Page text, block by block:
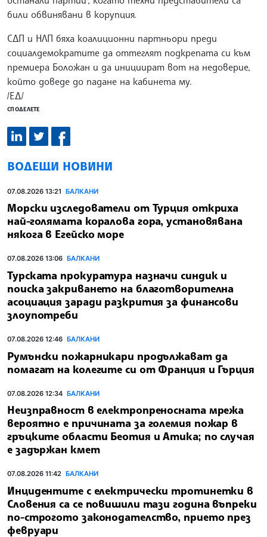
били обвинявани в корупция.
СДП и НЛП бяха коалиционни партньори преди
социалдемократите да оттеглят подкрепата си към
премиера Боложан и да инициират вот на недоверие,
който доведе до падане на кабинета му.
/ЕД/
СПОДЕЛЕТЕ
ВОДЕЩИ НОВИНИ
07.08.2026 13:21 БАЛКАНИ
Морски изследователи от Турция откриха
най-голямата коралова гора, установявана
някога в Егейско море
07.08.2026 13:06 БАЛКАНИ
Турската прокуратура назначи синдик и
поиска закриването на благотворителна
асоциация заради разкрития за финансови
злоупотреби
07.08.2026 12:46 БАЛКАНИ
Румънски пожарникари продължават да
помагат на колегите си от Франция и Гърция
07.08.2026 12:34 БАЛКАНИ
Неизправност в електропреносната мрежа
вероятно е причината за големия пожар в
гръцките области Беотия и Атика; по случая
е задържан кмет
07.08.2026 11:42 БАЛКАНИ
Инцидентите с електрически тротинетки в
Словения са се повишили тази година въпреки
по-строгото законодателство, прието през
февруари